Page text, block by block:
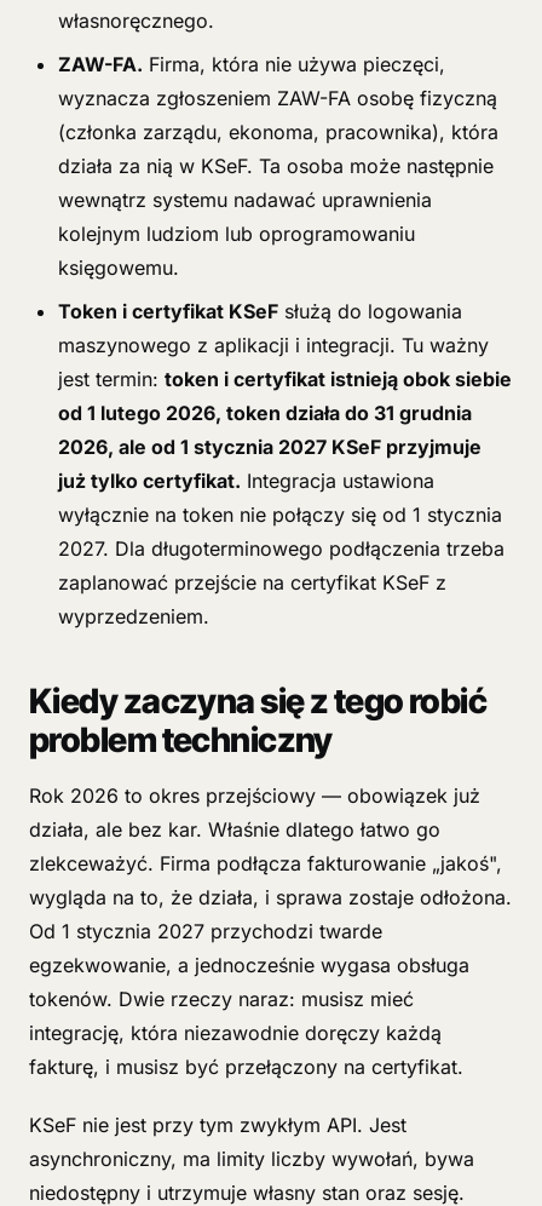
własnoręcznego.
ZAW-FA. Firma, która nie używa pieczęci,
wyznacza zgłoszeniem ZAW-FA osobę fizyczną
(członka zarządu, ekonoma, pracownika), która
działa za nią w KSeF. Ta osoba może następnie
wewnątrz systemu nadawać uprawnienia
kolejnym ludziom lub oprogramowaniu
księgowemu.
Token i certyfikat KSeF służą do logowania
maszynowego z aplikacji i integracji. Tu ważny
jest termin: token i certyfikat istnieją obok siebie
od 1 lutego 2026, token działa do 31 grudnia
2026, ale od 1 stycznia 2027 KSeF przyjmuje
już tylko certyfikat. Integracja ustawiona
wyłącznie na token nie połączy się od 1 stycznia
2027. Dla długoterminowego podłączenia trzeba
zaplanować przejście na certyfikat KSeF z
wyprzedzeniem.
Kiedy zaczyna się z tego robić
problem techniczny
Rok 2026 to okres przejściowy — obowiązek już
działa, ale bez kar. Właśnie dlatego łatwo go
zlekceważyć. Firma podłącza fakturowanie „jakoś",
wygląda na to, że działa, i sprawa zostaje odłożona.
Od 1 stycznia 2027 przychodzi twarde
egzekwowanie, a jednocześnie wygasa obsługa
tokenów. Dwie rzeczy naraz: musisz mieć
integrację, która niezawodnie doręczy każdą
fakturę, i musisz być przełączony na certyfikat.
KSeF nie jest przy tym zwykłym API. Jest
asynchroniczny, ma limity liczby wywołań, bywa
niedostępny i utrzymuje własny stan oraz sesję.